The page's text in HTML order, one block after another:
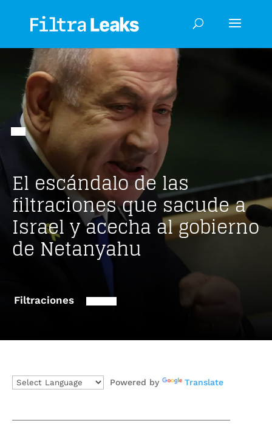
El escándalo de las
filtraciones que sacude a
Israel y acecha al gobierno
de Netanyahu
Filtraciones
Powered by Translate